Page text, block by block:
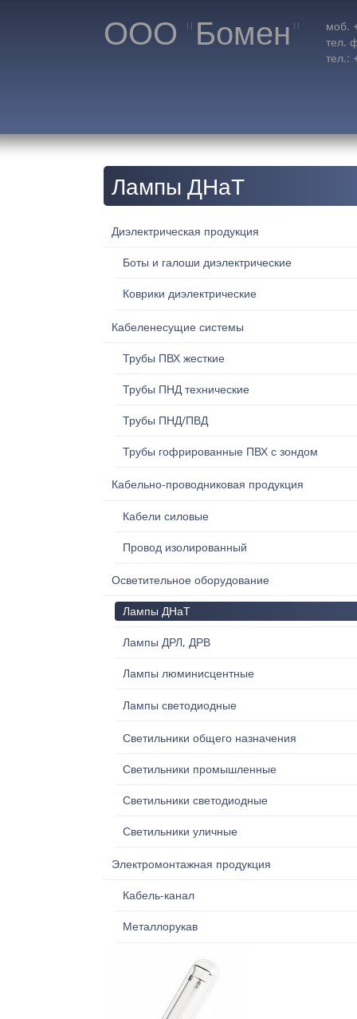
ООО "Бомен"
моб.
тел.
тел.:
Лампы ДНаТ
Диэлектрическая продукция
Боты и галоши диэлектрические
Коврики диэлектрические
Кабеленесущие системы
Трубы ПВХ жесткие
Трубы ПНД технические
Трубы ПНД/ПВД
Трубы гофрированные ПВХ с зондом
Кабельно-проводниковая продукция
Кабели силовые
Провод изолированный
Осветительное оборудование
Лампы ДНаТ
Лампы ДРЛ, ДРВ
Лампы люминисцентные
Лампы светодиодные
Светильники общего назначения
Светильники промышленные
Светильники светодиодные
Светильники уличные
Электромонтажная продукция
Кабель-канал
Металлорукав